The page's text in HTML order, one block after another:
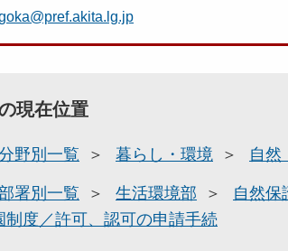
現在位置
野別一覧 暮らし・環境 自然
署別一覧 生活環境部 自然保
制度／許可、認可の申請手続